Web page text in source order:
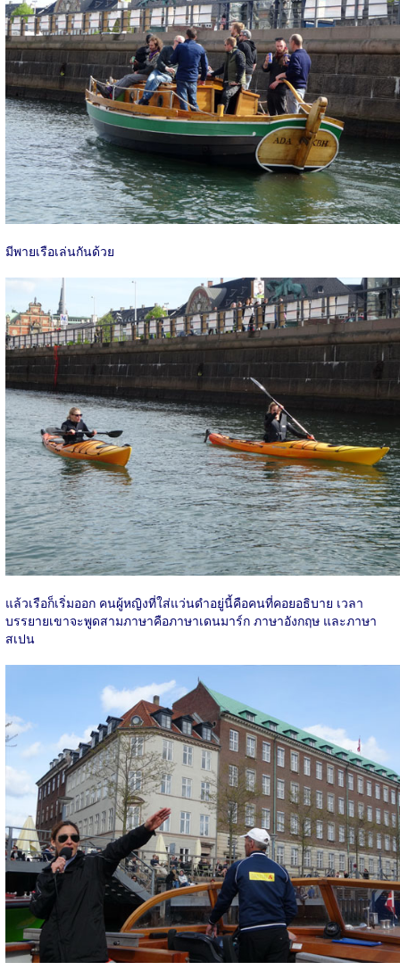
มีพายเรือเล่นกันด้วย
แล้วเรือก็เริ่มออก คนผู้หญิงที่ใส่แว่นดำอยู่นี้คือคนที่คอยอธิบาย เวลา
บรรยายเขาจะพูดสามภาษาคือภาษาเดนมาร์ก ภาษาอังกฤษ และภาษา
สเปน